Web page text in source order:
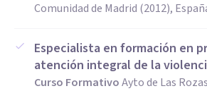
Comunidad de Madrid (2012),
Especialista en formación en
atención integral de la
Curso FormativoAyto de Las